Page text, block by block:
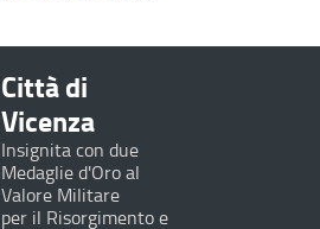
Città di
Vicenza
Insignita con due
Medaglie d'Oro al
Valore Militare
per il Risorgimento e